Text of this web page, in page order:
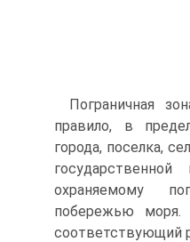
Пограничная
правило, в
города, поселка,
охраняемому
побережью моря.
соответствующий